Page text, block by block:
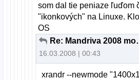
som dal tie peniaze ľuďom
"ikonkových" na Linuxe.
OS
Re:
16.03.2008 | 00:43
xrandr --newmode